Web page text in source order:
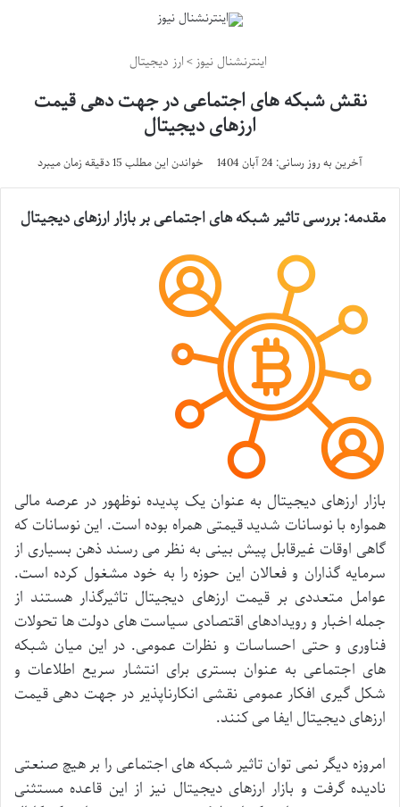
اینترنشنال نیوز>ارز دیجیتال
نقش شبکه های اجتماعی در جهت دهی قیمت
ارزهای دیجیتال
آخرین به روز رسانی: 24 آبان 1404 خواندن این مطلب 15 دقیقه زمان میبرد
مقدمه:بررسیتاثیرشبکههایاجتماعیبربازارارزهایدیجیتال
بازار ارزهای دیجیتال به عنوان یک پدیده نوظهور در عرصه مالی
همواره با نوسانات شدیدقیمتی همراه بوده است. این نوساناتکه
گاهی اوقات غیرقابل پیش بینی به نظر می رسند ذهن بسیاری از
سرمایه گذاران و فعالان این حوزه را به خود مشغول کرده است.
عوامل متعددی بر قیمت ارزهای دیجیتال تاثیرگذار هستند از
جمله اخبار و رویدادهای اقتصادی سیاستهای دولتها تحولات
فناوری و حتی احساسات و نظرات عمومی. در این میان شبکه
های اجتماعی به عنوان بستری برای انتشار سریع اطلاعات و
شکل گیری افکار عمومی نقشی انکارناپذیر در جهت دهی قیمت
ارزهایدیجیتال ایفامیکنند.
امروزه دیگر نمی توان تاثیر شبکه های اجتماعی را بر هیچ صنعتی
نادیده گرفت و بازار ارزهای دیجیتال نیز از این قاعده مستثنی